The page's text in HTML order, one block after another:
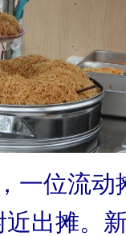
一位流
出摊。